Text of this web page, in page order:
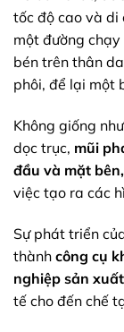
tốc độ cao và di
một đường
bén trên thân
phôi, để lại một
Không giống
dọc trục, mũi
đầu và mặt
việc tạo ra các
Sự phát triển
thành công cụ
nghiệp sản
tế cho đến chế